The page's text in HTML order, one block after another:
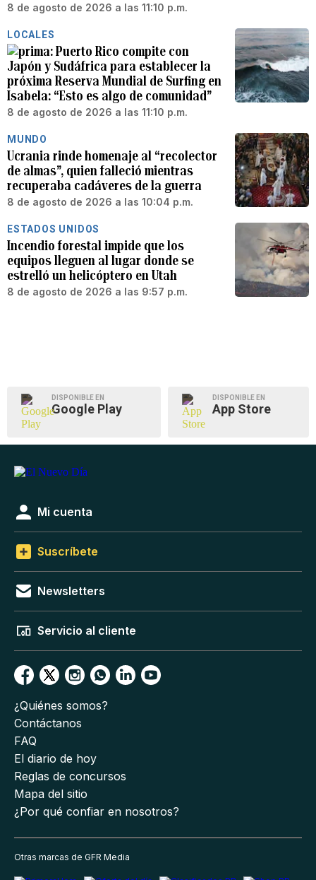
8 de agosto de 2026 a las 11:10 p.m.
LOCALES
Puerto Rico compite con
Japón y Sudáfrica para establecer la
próxima Reserva Mundial de Surfing en
Isabela: “Esto es algo de comunidad”
8 de agosto de 2026 a las 11:10 p.m.
MUNDO
Ucrania rinde homenaje al “recolector
de almas”, quien falleció mientras
recuperaba cadáveres de la guerra
8 de agosto de 2026 a las 10:04 p.m.
ESTADOS UNIDOS
Incendio forestal impide que los
equipos lleguen al lugar donde se
estrelló un helicóptero en Utah
8 de agosto de 2026 a las 9:57 p.m.
DISPONIBLE EN
Google Play
DISPONIBLE EN
App Store
Mi cuenta
Suscríbete
Newsletters
Servicio al cliente
¿Quiénes somos?
Contáctanos
FAQ
El diario de hoy
Reglas de concursos
Mapa del sitio
¿Por qué confiar en nosotros?
Otras marcas de GFR Media